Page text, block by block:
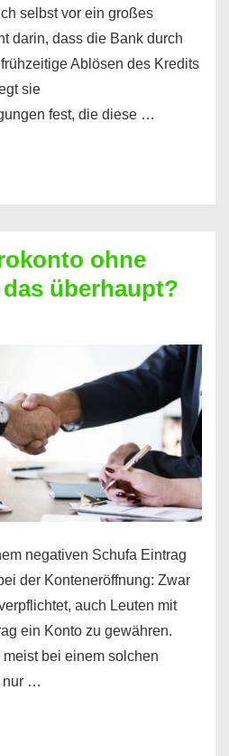
selbst vor ein großes
darin, dass die Bank durch
Ablösen des Kredits
sie
fest, die diese …
ohne
überhaupt?
negativen Schufa Eintrag
der Konteneröffnung: Zwar
auch Leuten mit
ein Konto zu gewähren.
bei einem solchen
nur …